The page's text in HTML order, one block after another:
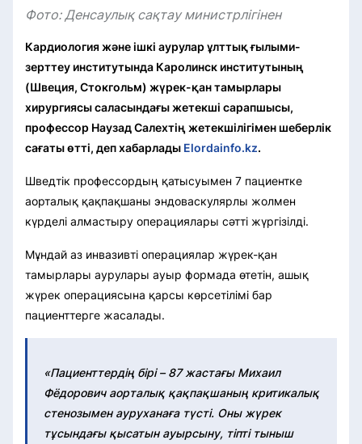
Фото: Денсаулық сақтау министрлігінен
Кардиология және ішкі аурулар ұлттық ғылыми-
зерттеу институтында Каролинск институтының
(Швеция, Стокгольм) жүрек-қан тамырлары
хирургиясы саласындағы жетекші сарапшысы,
профессор Наузад Салехтің жетекшілігімен шеберлік
сағаты өтті, деп хабарлады Elordainfo.kz.
Шведтік профессордың қатысуымен 7 пациентке
аорталық қақпақшаны эндоваскулярлы жолмен
күрделі алмастыру операциялары сәтті жүргізілді.
Мұндай аз инвазивті операциялар жүрек-қан
тамырлары аурулары ауыр формада өтетін, ашық
жүрек операциясына қарсы көрсетілімі бар
пациенттерге жасалады.
«Пациенттердің бірі – 87 жастағы Михаил
Фёдорович аорталық қақпақшаның критикалық
стенозымен ауруханаға түсті. Оны жүрек
тұсындағы қысатын ауырсыну, тіпті тыныш